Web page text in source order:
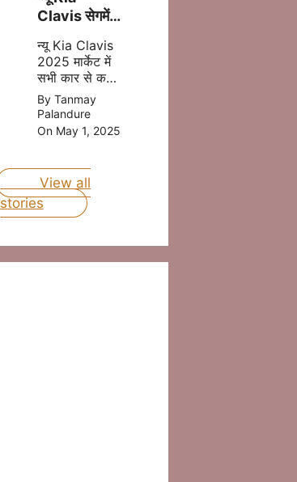
बढ़ता है |
Clavis सेगमेंट
होंगी जल्द लॉन्च
जानिए प्राइस
न्यू Kia Clavis
2025 मार्केट में
सभी कार से कड़ा
मुकबला करने
वाली है, क्युकी यह
कार अपडेट
फीचर्स और दमदार
लॉन्च होने वाली है
|
By Tanmay
Palandure
On May 1, 2025
View all
stories